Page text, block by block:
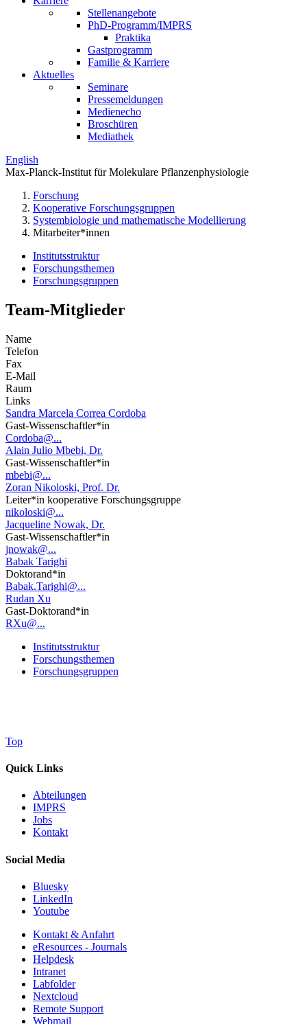
Stellenangebote
PhD-Programm/IMPRS
Praktika
Gastprogramm
Familie & Karriere
Aktuelles
Seminare
Pressemeldungen
Medienecho
Broschüren
Mediathek
English
Max-Planck-Institut für Molekulare Pflanzenphysiologie
Forschung
Kooperative Forschungsgruppen
Systembiologie und mathematische Modellierung
Mitarbeiter*innen
Institutsstruktur
Forschungsthemen
Forschungsgruppen
Team-Mitglieder
Name
Telefon
Fax
E-Mail
Raum
Links
Sandra Marcela Correa Cordoba
Gast-Wissenschaftler*in
Cordoba@...
Alain Julio Mbebi, Dr.
Gast-Wissenschaftler*in
mbebi@...
Zoran Nikoloski, Prof. Dr.
Leiter*in kooperative Forschungsgruppe
nikoloski@...
Jacqueline Nowak, Dr.
Gast-Wissenschaftler*in
jnowak@...
Babak Tarighi
Doktorand*in
Babak.Tarighi@...
Rudan Xu
Gast-Doktorand*in
RXu@...
Institutsstruktur
Forschungsthemen
Forschungsgruppen
Top
Quick Links
Abteilungen
IMPRS
Jobs
Kontakt
Social Media
Bluesky
LinkedIn
Youtube
Kontakt & Anfahrt
eResources - Journals
Helpdesk
Intranet
Labfolder
Nextcloud
Remote Support
Webmail